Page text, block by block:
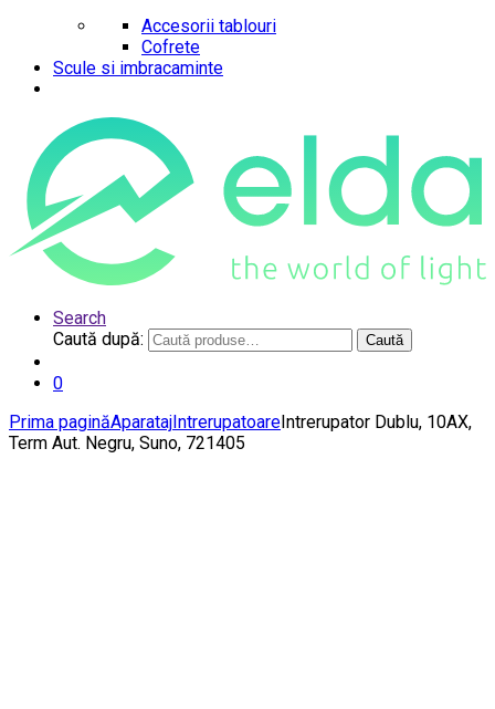
Accesorii tablouri
Cofrete
Scule si imbracaminte
Search
Caută după:
Caută
0
Prima paginăAparatajIntrerupatoareIntrerupator Dublu, 10AX,
Term Aut. Negru, Suno, 721405